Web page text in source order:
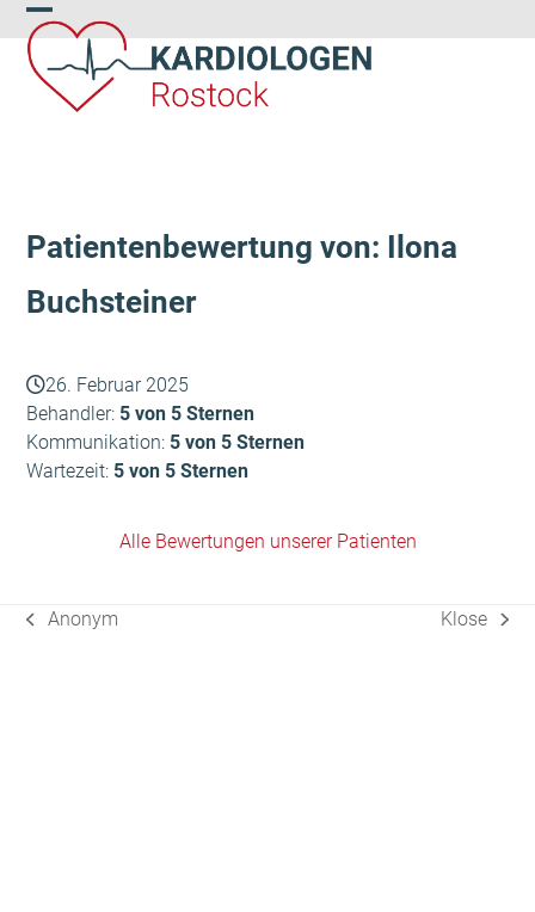
Skip
to
content
Open
mobile
menu
Close
mobile
menu
Patientenbewertung von: Ilona
Buchsteiner
26. Februar 2025
Behandler: 5 von 5 Sternen
Kommunikation: 5 von 5 Sternen
Wartezeit: 5 von 5 Sternen
Alle Bewertungen unserer Patienten
vorheriger
Anonym
Nächster
Klose